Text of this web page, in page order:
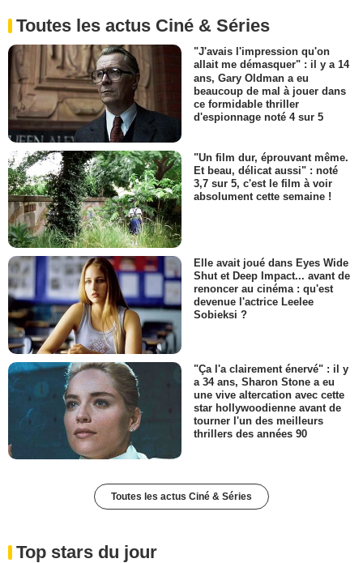
Toutes les actus Ciné & Séries
"J'avais l'impression qu'on
allait me démasquer" : il y a 14
ans, Gary Oldman a eu
beaucoup de mal à jouer dans
ce formidable thriller
d'espionnage noté 4 sur 5
"Un film dur, éprouvant même.
Et beau, délicat aussi" : noté
3,7 sur 5, c'est le film à voir
absolument cette semaine !
Elle avait joué dans Eyes Wide
Shut et Deep Impact... avant de
renoncer au cinéma : qu'est
devenue l'actrice Leelee
Sobieksi ?
"Ça l'a clairement énervé" : il y
a 34 ans, Sharon Stone a eu
une vive altercation avec cette
star hollywoodienne avant de
tourner l'un des meilleurs
thrillers des années 90
Toutes les actus Ciné & Séries
Top stars du jour